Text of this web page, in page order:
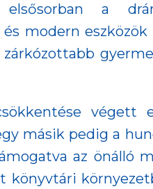
a
és modern
végett
másik pedig a
az önálló
könyvtári